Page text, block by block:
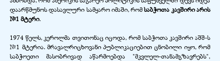
დაარწმუნოს დასავლური სამყარო იმაში, რომსაბჭოთა კავშირი არის
№1 მტერი.
1974 წელს, კეროლმა თვითონაც იცოდა, რომ საბჭოთა კავშირი აშშ-ს
№1 მტერია. მრავალრიცხოვანი პუბლიკაციებით ცნობილი იყო, რომ
საბჭოეთი მასობრივად აწარმოებდა "მკვლელ-თანამგზავრებს",